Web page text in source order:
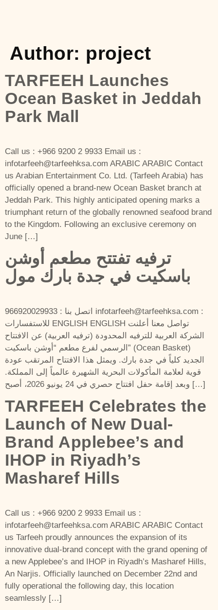
Author: project
TARFEEH Launches
Ocean Basket in Jeddah
Park Mall
Call us : +966 9200 2 9933 Email us :
infotarfeeh@tarfeehksa.com ARABIC ARABIC Contact
us Arabian Entertainment Co. Ltd. (Tarfeeh Arabia) has
officially opened a brand-new Ocean Basket branch at
Jeddah Park. This highly anticipated opening marks a
triumphant return of the globally renowned seafood brand
to the Kingdom. Following an exclusive ceremony on
June […]
ترفيه تفتتح مطعم أوشن
باسكيت في جدة بارك مول
اتصل بنا : 966920029933 infotarfeeh@tarfeehksa.com :
للاستفسارات ENGLISH ENGLISH تواصل معنا أعلنت
الشركة العربية للترفيه المحدودة (ترفيه العربية) عن الافتتاح
الرسمي لفرع مطعم “أوشن باسكيت” (Ocean Basket)
الجديد كلياً في جدة بارك. ويمثل هذا الافتتاح المرتقب عودة
قوية لعلامة المأكولات البحرية الشهيرة عالمياً إلى المملكة.
وبعد إقامة حفل افتتاح حصري في 24 يونيو 2026، أصبح […]
TARFEEH Celebrates the
Launch of New Dual-
Brand Applebee’s and
IHOP in Riyadh’s
Masharef Hills
Call us : +966 9200 2 9933 Email us :
infotarfeeh@tarfeehksa.com ARABIC ARABIC Contact
us Tarfeeh proudly announces the expansion of its
innovative dual-brand concept with the grand opening of
a new Applebee’s and IHOP in Riyadh’s Masharef Hills,
An Narjis. Officially launched on December 22nd and
fully operational the following day, this location
seamlessly […]